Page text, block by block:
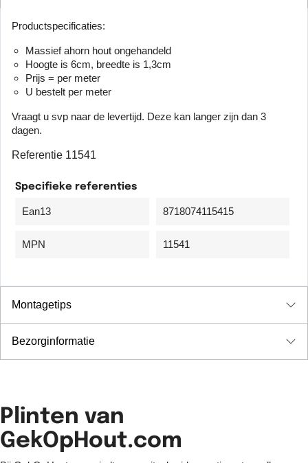
Productspecificaties:
Massief ahorn hout ongehandeld
Hoogte is 6cm, breedte is 1,3cm
Prijs = per meter
U bestelt per meter
Vraagt u svp naar de levertijd. Deze kan langer zijn dan 3
dagen.
Referentie 11541
Specifieke referenties
Ean13 8718074115415
MPN 11541
Montagetips
Bezorginformatie
Plinten van
GekOpHout.com